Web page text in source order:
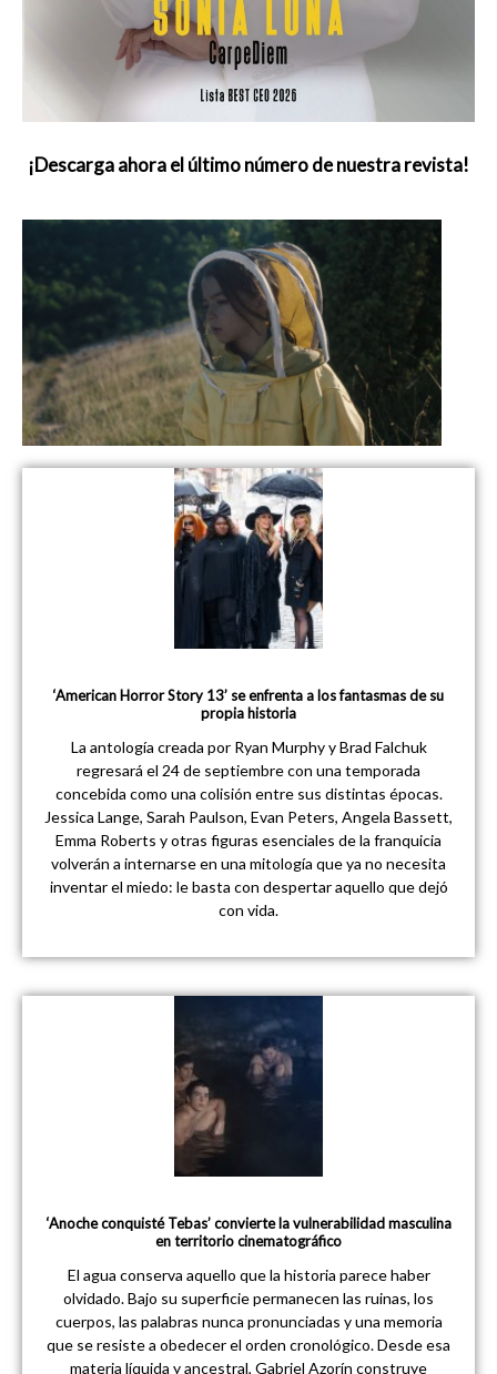
¡Descarga ahora el último número de nuestra revista!
‘American Horror Story 13’ se enfrenta a los fantasmas de su
propia historia
La antología creada por Ryan Murphy y Brad Falchuk
regresará el 24 de septiembre con una temporada
concebida como una colisión entre sus distintas épocas.
Jessica Lange, Sarah Paulson, Evan Peters, Angela Bassett,
Emma Roberts y otras figuras esenciales de la franquicia
volverán a internarse en una mitología que ya no necesita
inventar el miedo: le basta con despertar aquello que dejó
con vida.
‘Anoche conquisté Tebas’ convierte la vulnerabilidad masculina
en territorio cinematográfico
El agua conserva aquello que la historia parece haber
olvidado. Bajo su superficie permanecen las ruinas, los
cuerpos, las palabras nunca pronunciadas y una memoria
que se resiste a obedecer el orden cronológico. Desde esa
materia líquida y ancestral, Gabriel Azorín construye